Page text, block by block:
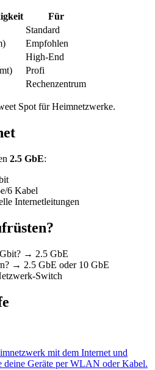
Für
Standard
Empfohlen
High-End
Profi
Rechenzentrum
Spot für Heimnetzwerke.
2.5 GbE:
6 Kabel
Internetleitungen
Gbit? → 2.5 GbE
→ 2.5 GbE oder 10 GbE
Switch
mit dem Internet und
deine Geräte per WLAN oder Kabel.